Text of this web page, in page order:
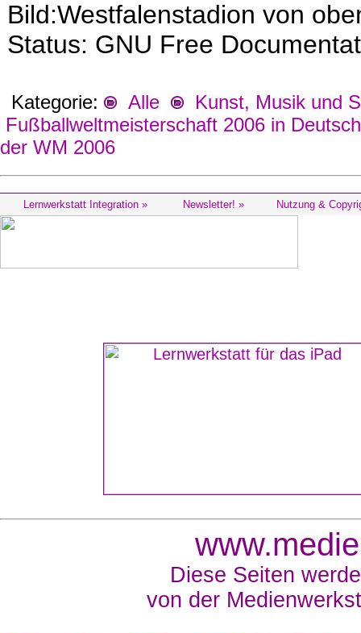
Bild:Westfalenstadion von
Status: GNU Free
Kategorie: Alle
Kunst, Musik und
Fußballweltmeisterschaft 2006 in
der WM 2006
Lernwerkstatt Integration » Newsletter! » Nutzung &
Diese Seiten
von der